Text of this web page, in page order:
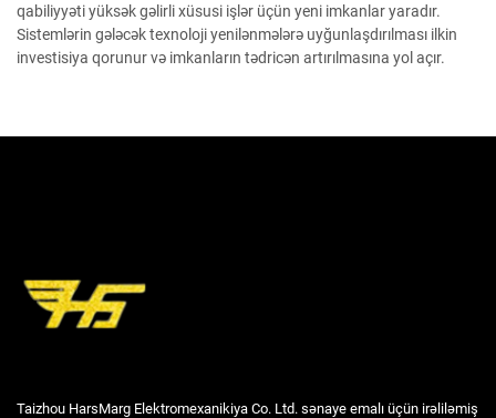
qabiliyyəti yüksək gəlirli xüsusi işlər üçün yeni imkanlar yaradır.
Sistemlərin gələcək texnoloji yenilənmələrə uyğunlaşdırılması ilkin
investisiya qorunur və imkanların tədricən artırılmasına yol açır.
Taizhou HarsMarg Elektromexanikiya Co. Ltd. sənaye emalı üçün irəliləmiş